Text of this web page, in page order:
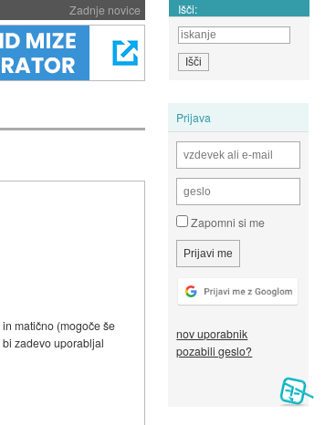
Zadnje novice Išči:
Prijava
Zapomni si me
nov uporabnik
pozabili geslo?
matično (mogoče še
zadevo uporabljal